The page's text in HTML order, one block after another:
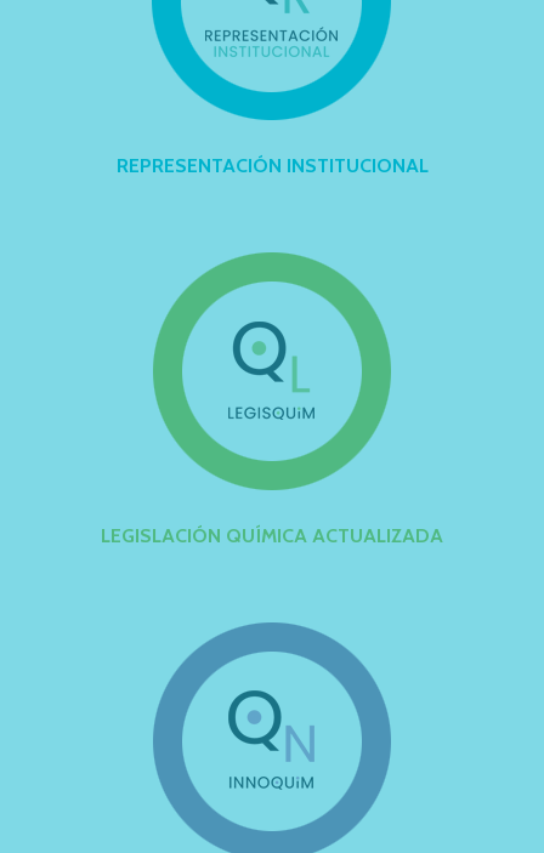
REPRESENTACIÓN INSTITUCIONAL
LEGISLACIÓN QUÍMICA ACTUALIZADA